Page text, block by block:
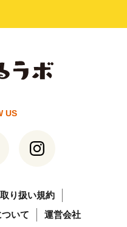
US
り扱い規約
いて
運営会社